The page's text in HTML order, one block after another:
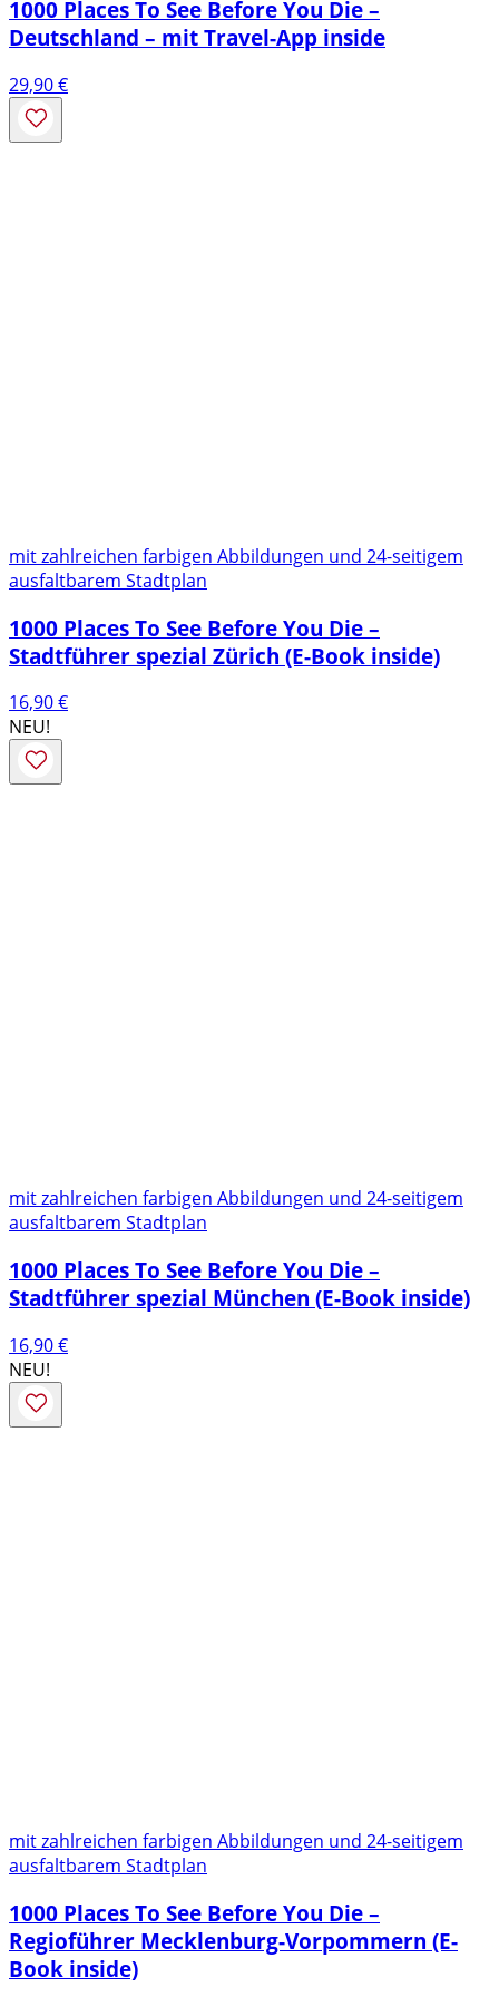
1000 Places To See Before You Die –
Deutschland – mit Travel-App inside
29,90€
mit zahlreichen farbigen Abbildungen und 24-seitigem
ausfaltbarem Stadtplan
1000 Places To See Before You Die –
Stadtführer spezial Zürich (E-Book inside)
16,90€
NEU!
mit zahlreichen farbigen Abbildungen und 24-seitigem
ausfaltbarem Stadtplan
1000 Places To See Before You Die –
Stadtführer spezial München (E-Book inside)
16,90€
NEU!
mit zahlreichen farbigen Abbildungen und 24-seitigem
ausfaltbarem Stadtplan
1000 Places To See Before You Die –
Regioführer Mecklenburg-Vorpommern (E-
Book inside)